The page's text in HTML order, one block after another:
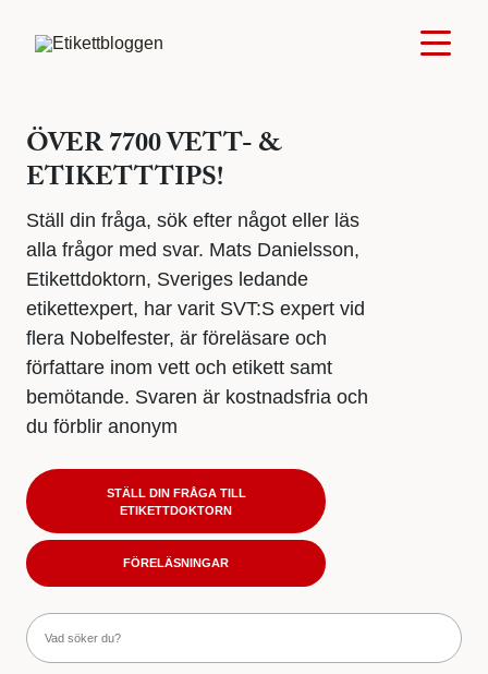
ÖVER 7700 VETT- &
ETIKETTTIPS!
Ställ din fråga, sök efter något eller läs
alla frågor med svar. Mats Danielsson,
Etikettdoktorn, Sveriges ledande
etikettexpert, har varit SVT:S expert vid
flera Nobelfester, är föreläsare och
författare inom vett och etikett samt
bemötande. Svaren är kostnadsfria och
du förblir anonym
STÄLL DIN FRÅGA TILL
ETIKETTDOKTORN
FÖRELÄSNINGAR